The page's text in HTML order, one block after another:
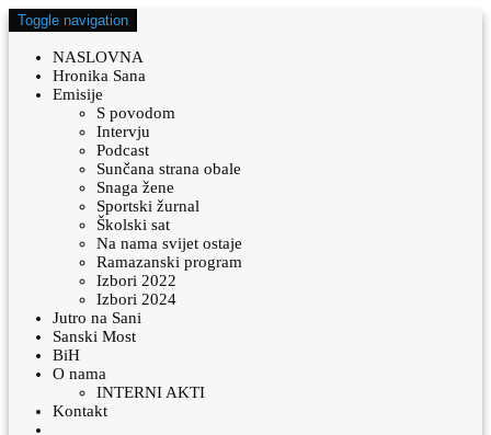
Toggle navigation
NASLOVNA
Hronika Sana
Emisije
S povodom
Intervju
Podcast
Sunčana strana obale
Snaga žene
Sportski žurnal
Školski sat
Na nama svijet ostaje
Ramazanski program
Izbori 2022
Izbori 2024
Jutro na Sani
Sanski Most
BiH
O nama
INTERNI AKTI
Kontakt